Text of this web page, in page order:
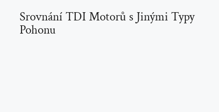
Srovnání TDI Motorů s Jinými Typy
Pohonu